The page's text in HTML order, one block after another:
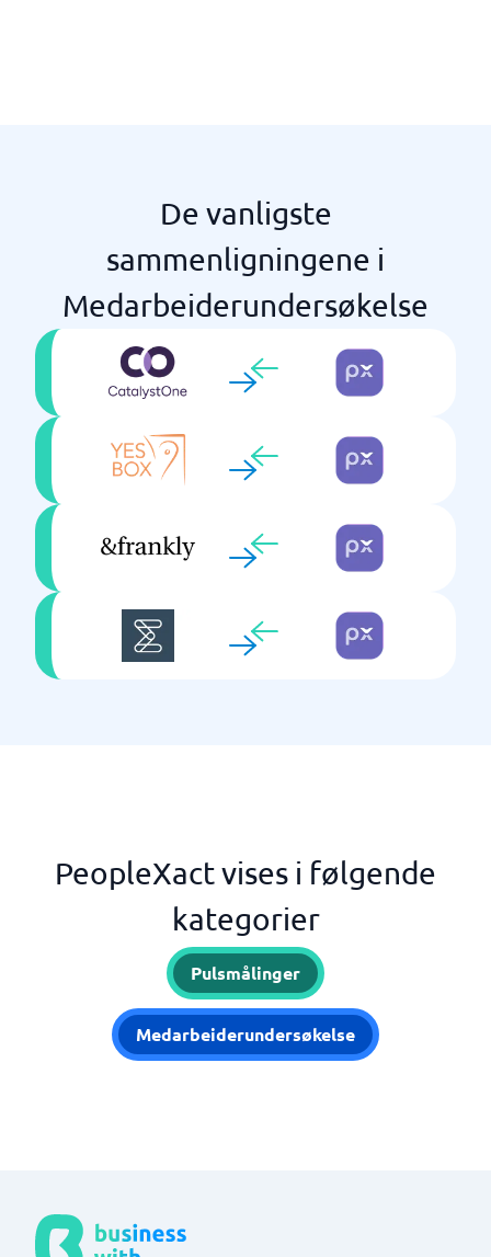
De vanligste
sammenligningene i
Medarbeiderundersøkelse
PeopleXact vises i følgende
kategorier
Pulsmålinger
Medarbeiderundersøkelse